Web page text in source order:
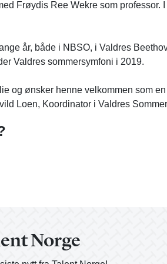
Frøydis Ree Wekre som professor.
år, både i NBSO, i Valdres
Valdres sommersymfoni i 2019.
og ønsker henne velkommen som
Loen, Koordinator i Valdres
Norge